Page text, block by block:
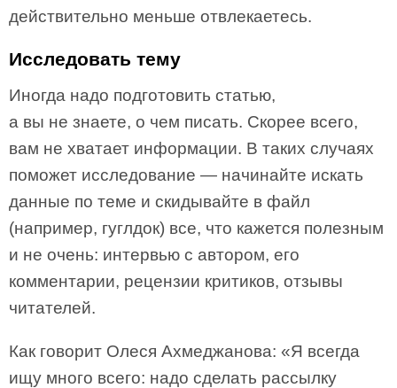
действительно меньше отвлекаетесь.
Исследовать тему
Иногда надо подготовить статью,
а вы не знаете, о чем писать. Скорее всего,
вам не хватает информации. В таких случаях
поможет исследование — начинайте искать
данные по теме и скидывайте в файл
(например, гуглдок) все, что кажется полезным
и не очень: интервью с автором, его
комментарии, рецензии критиков, отзывы
читателей.
Как говорит Олеся Ахмеджанова: «Я всегда
ищу много всего: надо сделать рассылку